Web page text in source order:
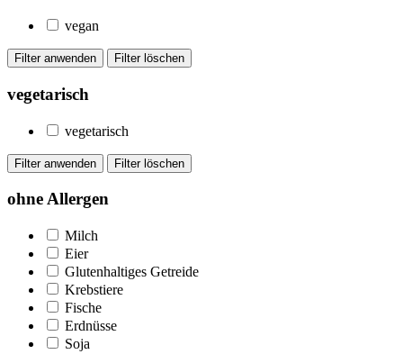
vegan
vegetarisch
vegetarisch
ohne Allergen
Milch
Eier
Glutenhaltiges Getreide
Krebstiere
Fische
Erdnüsse
Soja